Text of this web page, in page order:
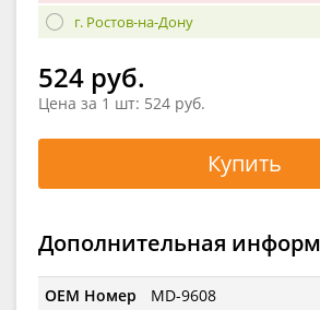
г. Ростов-на-Дону
524 руб.
Цена за 1 шт: 524 руб.
Купить
Дополнительная
OEM Номер
MD-9608